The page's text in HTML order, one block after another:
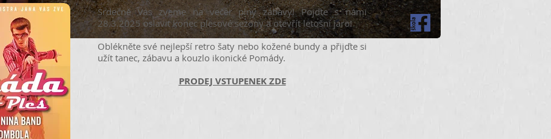
Srdečně Vás zveme na večer plný zábavy! Pojďte s námi
28.3.2025 oslavit konec plesové sezony a otevřít letošní jaro!
Oblékněte své nejlepší retro šaty nebo kožené bundy a přijďte si
užít tanec, zábavu a kouzlo ikonické Pomády.
PRODEJ VSTUPENEK ZDE